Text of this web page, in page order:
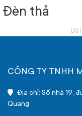
Đèn thả
Dữ
CÔNG TY TNHH
Địa chỉ: Số nhà 19,
Quang